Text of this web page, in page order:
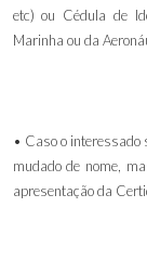
etc)ou Cédula de
Marinha ou da
• Caso o interessado
mudado de nome,
apresentação da